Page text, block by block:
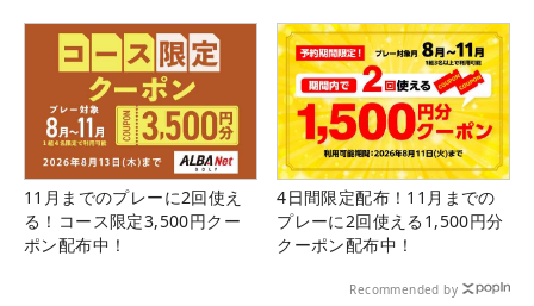
11月までのプレーに2回使え
る！コース限定3,500円クー
ポン配布中！
4日間限定配布！11月までの
プレーに2回使える1,500円分
クーポン配布中！
Recommended by